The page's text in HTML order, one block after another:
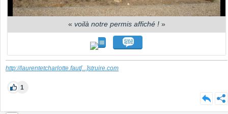
« voilà notre permis affiché !»
http://laurentetcharlotte.faut[...]struire.com
1